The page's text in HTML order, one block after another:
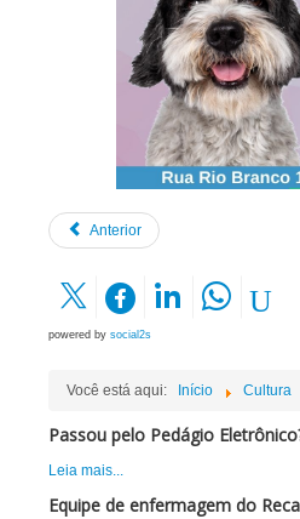
Anterior
powered by social2s
Você está aqui: Início Cultura
Passou pelo Pedágio
Leia mais...
Equipe de enfermagem do